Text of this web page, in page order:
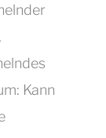
Kann